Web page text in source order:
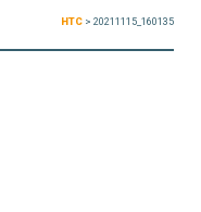
HTC > 20211115_160135